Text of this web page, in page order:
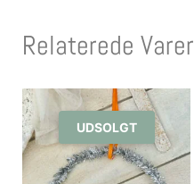
Relaterede Varer
UDSOLGT